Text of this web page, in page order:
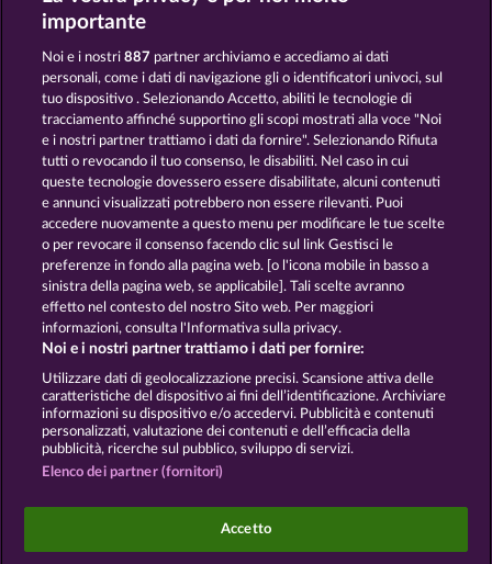
GOLDEN EI OF
MOORHUHN
FOREVER
DIAMONDS
Mostra tutti i giochi
Termini e condizioni
Informativa sulla privacy Note legali
Società FAQ Facebook
Invia richiesta di recesso
I giochi social da casinò sono volti esclusivamente
all'intrattenimento e non esercitano alcuna
importante
Noi e i nostri887 partner archiviamo e accediamo ai dati
personali, come i dati di navigazione gli o identificatori univoci, sul
tuo dispositivo . Selezionando Accetto, abiliti le tecnologie di
tracciamento affinché supportino gli scopi mostrati alla voce "Noi
e i nostri partner trattiamo i dati da fornire". Selezionando Rifiuta
tutti o revocando il tuo consenso, le disabiliti. Nel caso in cui
queste tecnologie dovessero essere disabilitate, alcuni contenuti
e annunci visualizzati potrebbero non essere rilevanti. Puoi
accedere nuovamente a questo menu per modificare le tue scelte
o per revocare il consenso facendo clic sul link Gestisci le
preferenze in fondo alla pagina web. [o l'icona mobile in basso a
sinistra della pagina web, se applicabile]. Tali scelte avranno
effetto nel contesto del nostro Sito web. Per maggiori
informazioni, consulta l'Informativa sulla privacy.
Noi e i nostri partner trattiamo i dati per fornire:
Utilizzare dati di geolocalizzazione precisi. Scansione attiva delle
caratteristiche del dispositivo ai fini dell’identificazione. Archiviare
informazioni su dispositivo e/o accedervi. Pubblicità e contenuti
personalizzati, valutazione dei contenuti e dell’efficacia della
pubblicità, ricerche sul pubblico, sviluppo di servizi.
Elenco dei partner (fornitori)
Accetto